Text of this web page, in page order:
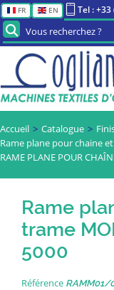
FR EN Tel :
Vous recherchez ?
Accueil Catalogue
Rame plane pour chaine
RAME PLANE POUR
Rame
trame
5000
Référence RAMM01/